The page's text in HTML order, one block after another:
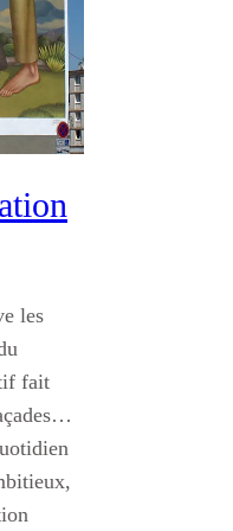
les
fait